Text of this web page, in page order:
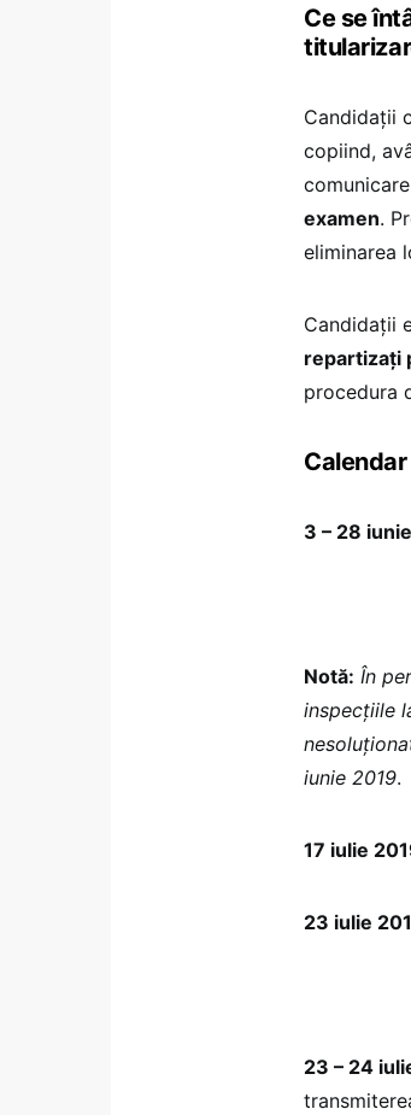
Ce se
Candidații
copiind,
examen.
eliminarea
Candidații
repartizați
procedura
3 – 28
Notă: În
inspecțiile
iunie 2019.
17 iulie
23 iulie
23 – 24